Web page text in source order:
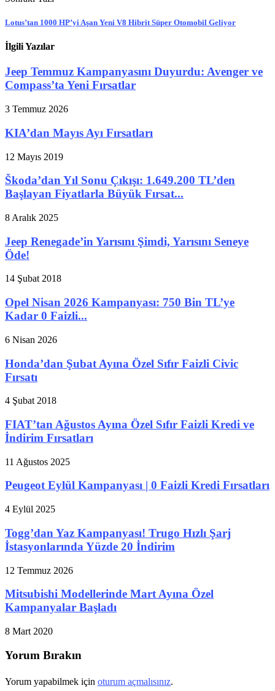
Lotus’tan 1000 HP’yi Aşan Yeni V8 Hibrit Süper Otomobil Geliyor
İlgili Yazılar
Jeep Temmuz Kampanyasını Duyurdu: Avenger ve
Compass’ta Yeni Fırsatlar
3 Temmuz 2026
KIA’dan Mayıs Ayı Fırsatları
12 Mayıs 2019
Škoda’dan Yıl Sonu Çıkışı: 1.649.200 TL’den
Başlayan Fiyatlarla Büyük Fırsat...
8 Aralık 2025
Jeep Renegade’in Yarısını Şimdi, Yarısını Seneye
Öde!
14 Şubat 2018
Opel Nisan 2026 Kampanyası: 750 Bin TL’ye
Kadar 0 Faizli...
6 Nisan 2026
Honda’dan Şubat Ayına Özel Sıfır Faizli Civic
Fırsatı
4 Şubat 2018
FIAT’tan Ağustos Ayına Özel Sıfır Faizli Kredi ve
İndirim Fırsatları
11 Ağustos 2025
Peugeot Eylül Kampanyası | 0 Faizli Kredi Fırsatları
4 Eylül 2025
Togg’dan Yaz Kampanyası! Trugo Hızlı Şarj
İstasyonlarında Yüzde 20 İndirim
12 Temmuz 2026
Mitsubishi Modellerinde Mart Ayına Özel
Kampanyalar Başladı
8 Mart 2020
Yorum Bırakın
Yorum yapabilmek için oturum açmalısınız.